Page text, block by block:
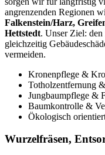
angrenzenden Regionen
Falkenstein/Harz,
Hettstedt. Unser Ziel:
gleichzeitig
vermeiden.
Kronenpflege &
Totholzentfernung
Jungbaumpflege &
Baumkontrolle &
Ökologisch
Wurzelfräsen,